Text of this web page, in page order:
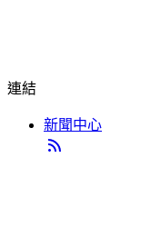
連結
新聞中心